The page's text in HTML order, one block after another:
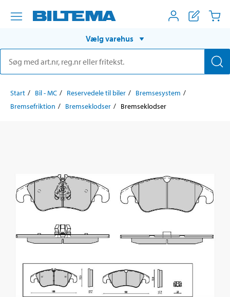
Vælg varehus
Start Bil - MC Reservedele til biler
Bremsesystem
Bremsefriktion
Bremseklodser Bremseklodser